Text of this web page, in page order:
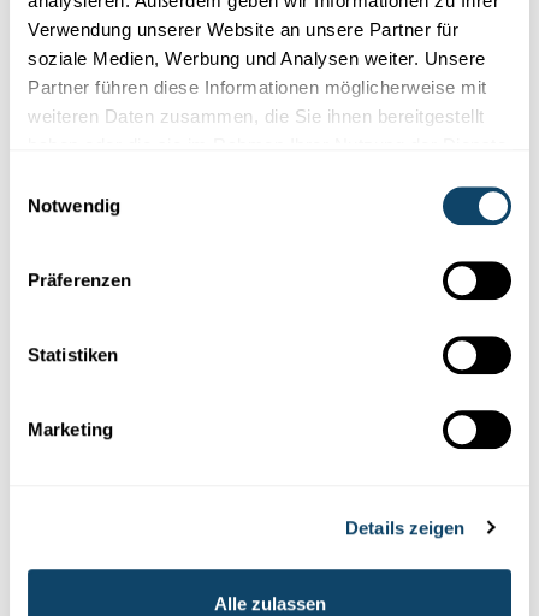
Verwendung unserer Website an unsere Partner für
soziale Medien, Werbung und Analysen weiter. Unsere
Partner führen diese Informationen möglicherweise mit
weiteren Daten zusammen, die Sie ihnen bereitgestellt
Notwendig
Präferenzen
Statistiken
Marketing
Details zeigen
Alle zulassen
Forschung am Mini-Gehirn
Doktorandin Sònia Sabaté Soler arbeitet am LCSB an der
Optimierung von 3D-Modellen des Mittelhirns und ist eine der
Gewi...